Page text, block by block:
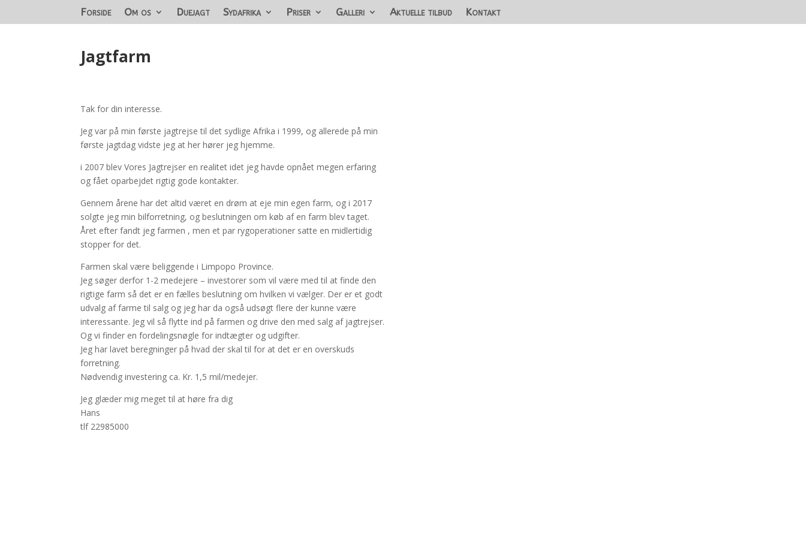
Forside Om os Duejagt Sydafrika Priser Galleri Aktuelle tilbud Kontakt
Jagtfarm
Tak for din interesse.
Jeg var på min første jagtrejse til det sydlige Afrika i 1999, og allerede på min
første jagtdag vidste jeg at her hører jeg hjemme.
i 2007 blev Vores Jagtrejser en realitet idet jeg havde opnået megen erfaring
og fået oparbejdet rigtig gode kontakter.
Gennem årene har det altid været en drøm at eje min egen farm, og i 2017
solgte jeg min bilforretning, og beslutningen om køb af en farm blev taget.
Året efter fandt jeg farmen , men et par rygoperationer satte en midlertidig
stopper for det.
Farmen skal være beliggende i Limpopo Province.
Jeg søger derfor 1-2 medejere – investorer som vil være med til at finde den
rigtige farm så det er en fælles beslutning om hvilken vi vælger. Der er et godt
udvalg af farme til salg og jeg har da også udsøgt flere der kunne være
interessante. Jeg vil så flytte ind på farmen og drive den med salg af jagtrejser.
Og vi finder en fordelingsnøgle for indtægter og udgifter.
Jeg har lavet beregninger på hvad der skal til for at det er en overskuds
forretning.
Nødvendig investering ca. Kr. 1,5 mil/medejer.
Jeg glæder mig meget til at høre fra dig
Hans
tlf 22985000